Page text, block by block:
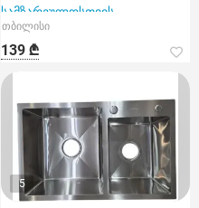
სამზარეულოსთვის
თბილისი
139 ₾
5